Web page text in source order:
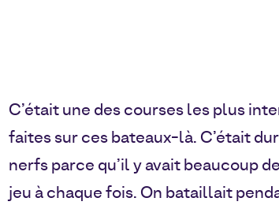
C’était une des courses les plus
faites sur ces bateaux-là. C’était
nerfs parce qu’il y avait beaucoup
jeu à chaque fois. On bataillait